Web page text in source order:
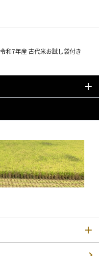
和7年産 古代米お試し袋付き